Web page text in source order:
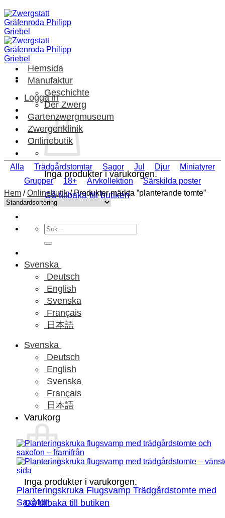
Skip
to
content
Logga in
Inga produkter i varukorgen.
Gå tillbaka till butiken
Sök
efter:
Svenska
Deutsch
English
Svenska
Français
日本語
Svenska
Deutsch
English
Svenska
Français
日本語
Varukorg
Inga produkter i varukorgen.
Gå tillbaka till butiken
Hemsida
Manufaktur
Geschichte
Der Zwerg
Gartenzwergmuseum
Zwergenklinik
Onlinebutik
Alla Trädgårdstomtar Sagor Jul Djur
Miniatyrer
Grupper
18+ Arvkollektion
Särskilda poster
Hem / Onlinebutik /Produkter märkta ”planterande tomte”
Planteringskruka Flugsvamp Trädgårdstomte med
Saxofon